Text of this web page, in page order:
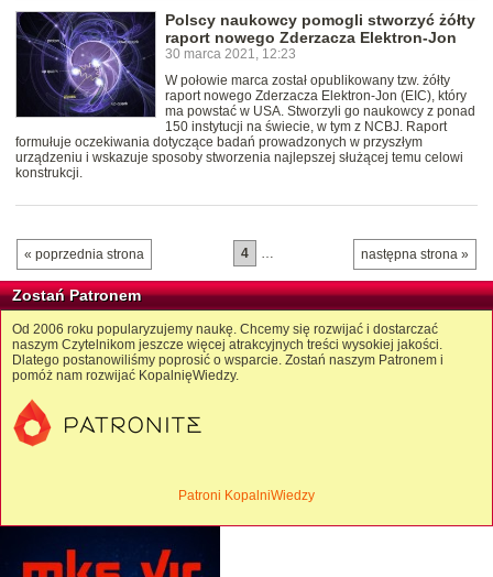
Polscy naukowcy pomogli stworzyć żółty
raport nowego Zderzacza Elektron-Jon
30 marca 2021, 12:23
W połowie marca został opublikowany tzw. żółty
raport nowego Zderzacza Elektron-Jon (EIC), który
ma powstać w USA. Stworzyli go naukowcy z ponad
150 instytucji na świecie, w tym z NCBJ. Raport
formułuje oczekiwania dotyczące badań prowadzonych w przyszłym
urządzeniu i wskazuje sposoby stworzenia najlepszej służącej temu celowi
konstrukcji.
« poprzednia strona następna strona »
4 …
Zostań Patronem
Od 2006 roku popularyzujemy naukę. Chcemy się rozwijać i dostarczać
naszym Czytelnikom jeszcze więcej atrakcyjnych treści wysokiej jakości.
Dlatego postanowiliśmy poprosić o wsparcie. Zostań naszym Patronem i
pomóż nam rozwijać KopalnięWiedzy.
Patroni KopalniWiedzy